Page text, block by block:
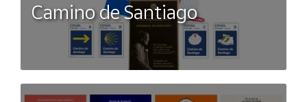
Camino de Santiago